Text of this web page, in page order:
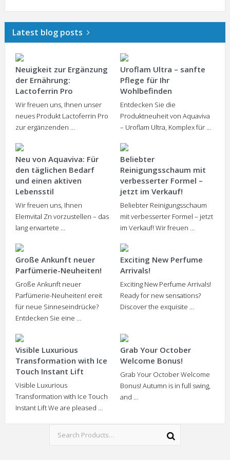
Latest blog posts
Neuigkeit zur Ergänzung
der Ernährung:
Lactoferrin Pro
Wir freuen uns, Ihnen unser
neues Produkt Lactoferrin Pro
zur ergänzenden …
Uroflam Ultra – sanfte
Pflege für Ihr
Wohlbefinden
Entdecken Sie die
Produktneuheit von Aquaviva
– Uroflam Ultra, Komplex für …
Neu von Aquaviva: Für
den täglichen Bedarf
und einen aktiven
Lebensstil
Wir freuen uns, Ihnen
Elemvital Zn vorzustellen – das
lang erwartete …
Beliebter
Reinigungsschaum mit
verbesserter Formel –
jetzt im Verkauf!
Beliebter Reinigungsschaum
mit verbesserter Formel – jetzt
im Verkauf! Wir freuen …
Große Ankunft neuer
Parfümerie-Neuheiten!
Große Ankunft neuer
Parfümerie-Neuheiten! ereit
für neue Sinneseindrücke?
Entdecken Sie eine …
Exciting New Perfume
Arrivals!
Exciting New Perfume Arrivals!
Ready for new sensations?
Discover the exquisite …
Visible Luxurious
Transformation with Ice
Touch Instant Lift
Visible Luxurious
Transformation with Ice Touch
Instant Lift We are pleased …
Grab Your October
Welcome Bonus!
Grab Your October Welcome
Bonus! Autumn is in full swing,
and …